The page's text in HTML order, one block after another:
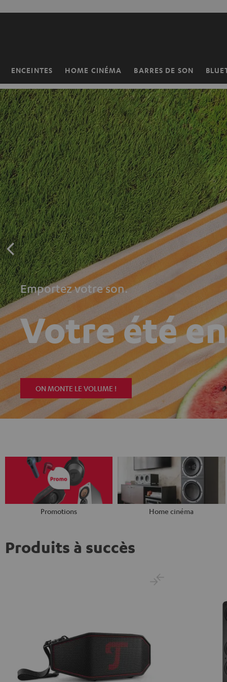
ENCEINTES HOME CINÉMA BARRES DE SON
Page
d’accueil
Emportez votre son.
Votre été
ON MONTE LE VOLUME !
Promotions Home cinéma
Produits à succès